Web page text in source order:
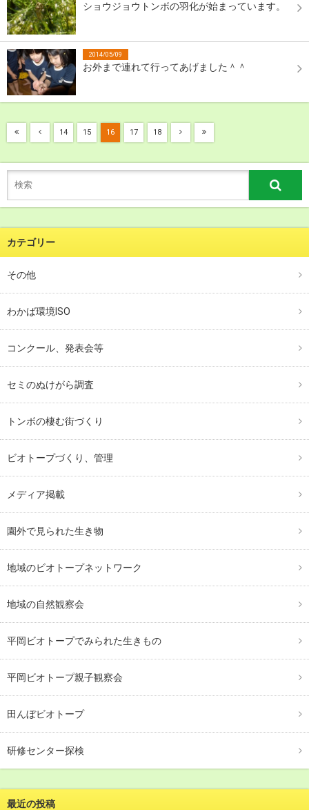
ショウジョウトンボの羽化が始まっています。
2014/05/09
お外まで連れて行ってあげました＾＾
14 15 16 17 18
カテゴリー
その他
わかば環境ISO
コンクール、発表会等
セミのぬけがら調査
トンボの棲む街づくり
ビオトープづくり、管理
メディア掲載
園外で見られた生き物
地域のビオトープネットワーク
地域の自然観察会
平岡ビオトープでみられた生きもの
平岡ビオトープ親子観察会
田んぼビオトープ
研修センター探検
最近の投稿